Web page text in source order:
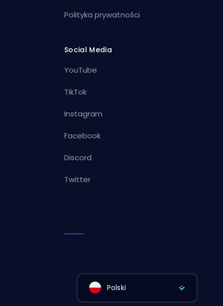
Polityka prywatności
Social Media
YouTube
TikTok
Instagram
Facebook
Discord
Twitter
Polski